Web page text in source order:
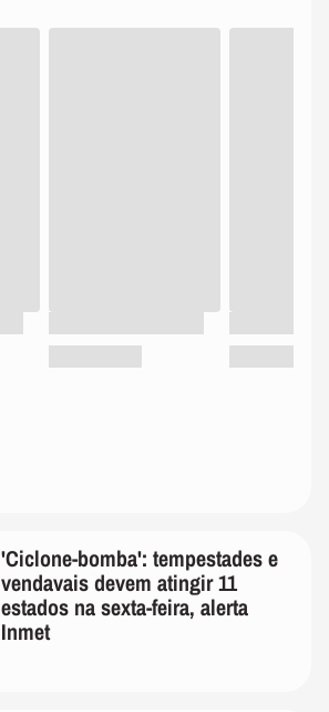
'Ciclone-bomba': tempestades e
vendavais devem atingir 11
estados na sexta-feira, alerta
Inmet